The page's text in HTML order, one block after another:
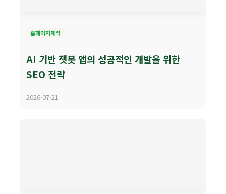
홈페이지제작
AI 기반 챗봇 앱의 성공적인 개발을 위한
SEO 전략
2026-07-21